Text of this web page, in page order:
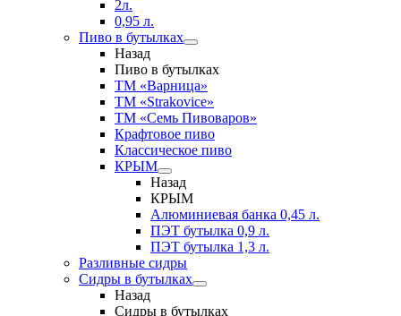
2л.
0,95 л.
Пиво в бутылках
Назад
Пиво в бутылках
ТМ «Варница»
ТМ «Strakovice»
ТМ «Семь Пивоваров»
Крафтовое пиво
Классическое пиво
КРЫМ
Назад
КРЫМ
Алюминиевая банка 0,45 л.
ПЭТ бутылка 0,9 л.
ПЭТ бутылка 1,3 л.
Разливные сидры
Сидры в бутылках
Назад
Сидры в бутылках